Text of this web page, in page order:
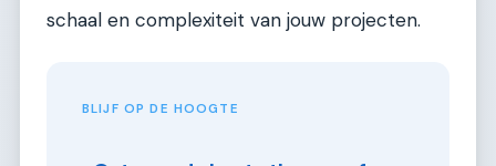
schaal en complexiteit van jouw projecten.
BLIJF OP DE HOOGTE